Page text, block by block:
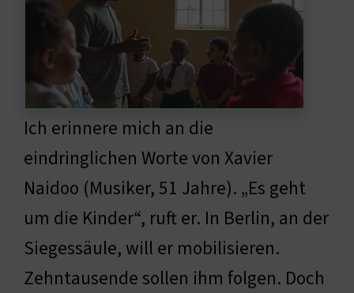
Ich erinnere mich an die
eindringlichen Worte von Xavier
Naidoo (Musiker, 51 Jahre). „Es geht
um die Kinder“, ruft er. In Berlin, an der
Siegessäule, will er mobilisieren.
Zehntausende sollen ihm folgen. Doch